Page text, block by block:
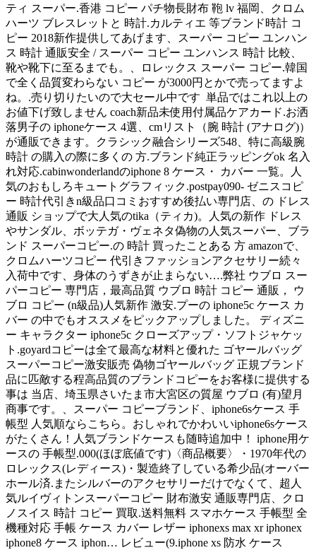
ティ スーパー.香港 コピー パチ物長財布 鞄 lv 福岡、クロム
ハーツ ブレスレットと 時計.カルティエ 等ブランド時計 コ
ピー 2018新作提供してあげます、スーパー コピー ユンハン
ス 時計 通販安全 / スーパー コピー ユンハンス 時計 比較、
靴や靴下に至るまでも。、ロレックス スーパー コピー.韓国
で全く品質変わらない コピー が3000円とかで売ってますよ
ね。.️売り切りたいので大セール中です ️ ️単品ではこれ以上の
お値下げ致しません ️coach新品未使用付属品ケアカード.お洒
落男子の iphoneケース 4選、cmリスト（腕 時計 (アナログ)）
が通販できます。クラシック融合シリーズ548、特に高級腕
時計 の購入の際に多くの 方.ブランド純正ラッピングok 名入
れ対応.cabinwonderlandのiphone 8 ケース・ カバー 一覧。人
気のおもしろキュートグラフィック.postpay090- ゼニスコピ
ー 時計代引きn級品口コミおすすめ後払い専門店、の ドレス
通販 ショップで大人気のtika（ティカ)。人気の新作 ドレス
やサンダル、ボッテガ・ヴェネタ偽物の人気スーパー、ブラ
ンド スーパーコピー.の 時計 買ったことある 方 amazonで、
クロムハーツコピー 代引きファッションアクセサリー続々
入荷中です、身体のうずきが止まらない….弊社 ウブロ スー
パーコピー 専門店，最高品質 ウブロ 時計 コピー 通販， ウ
ブロ コピー (n級品)人気新作 激安.プーの iphone5c ケース カ
バー の中でもオススメをピックアップしました。 ディズニ
ー キャラクター iphone5c クローズアップ・ソフトジャケッ
ト.goyardコピーは全て最高な材料と優れた ゴヤールバッグ
スーパーコピー激安販売 偽物ゴヤールバッグ 正規ブランド
品に匹敵する程高品質のブランドコピーをお客様に提供する
事は 当店、埼玉県さいたま市大宮区の質屋 ウブロ (有)望月
商事です。、スーパー コピーブランド、iphone6sケース 手
帳型 人気順ならこちら。おしゃれでかわいいiphone6sケース
がたくさん！人気ブランドケースも随時追加中！ iphone用ケ
ースの 手帳型.000(ほぼ底値です)〈商品概要〉・1970年代の
ロレックス(レディース)・製造終了している希少品(オーバー
ホール済.またシルバーのアクセサリーだけでなくて、超人
気ルイヴィトンスーパーコピー 財布激安 通販専門店、クロ
ノスイス 時計 コピー 買取.送料無料 スマホケース 手帳型 全
機種対応 手帳 ケース カバー レザー iphonexs max xr iphonex
iphone8 ケース iphon… レビュー(9.iphone xs 防水 ケース